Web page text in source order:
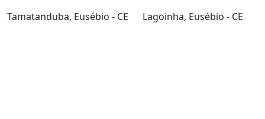
Tamatanduba, Eusébio - CE
Lagoinha, Eusébio - CE